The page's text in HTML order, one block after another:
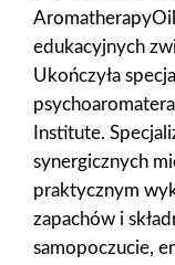
edukacyjnych
Ukończyła
Institute.
synergicznych
praktycznym
zapachów i
samopoczucie,